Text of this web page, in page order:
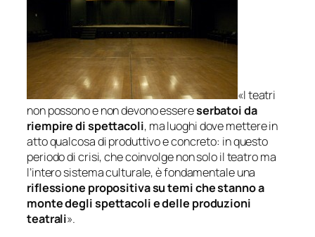
«I teatri
non possono e non devono essereserbatoi da
riempire di spettacoli, ma luoghi dove mettere in
atto qualcosa di produttivo e concreto: in questo
periodo di crisi, che coinvolge non solo il teatro ma
l’intero sistema culturale, è fondamentale una
riflessione propositiva su temi che stanno a
monte degli spettacoli e delle produzioni
teatrali».